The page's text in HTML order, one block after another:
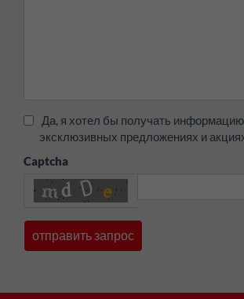
Да, я хотел бы получать
эксклюзивных предложениях и
Captcha